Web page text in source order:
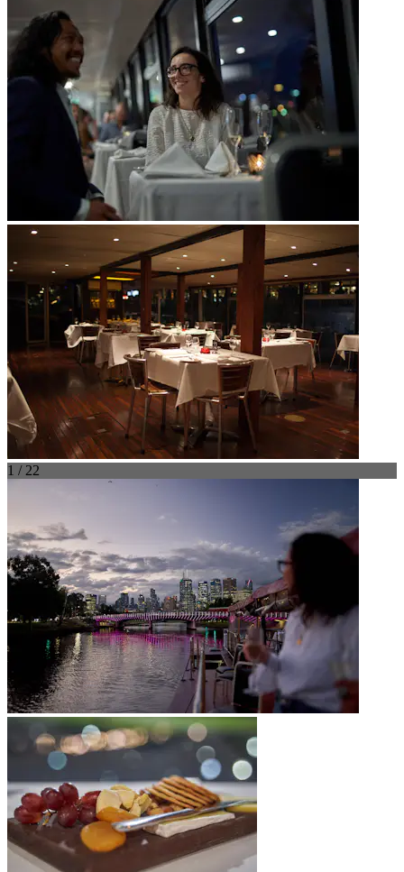
1 / 22